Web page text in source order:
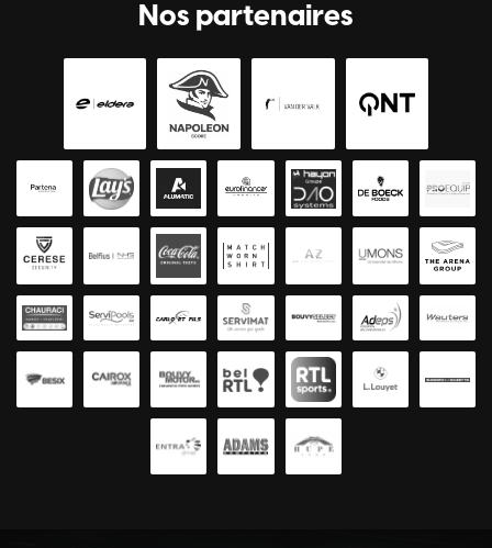
Nos partenaires